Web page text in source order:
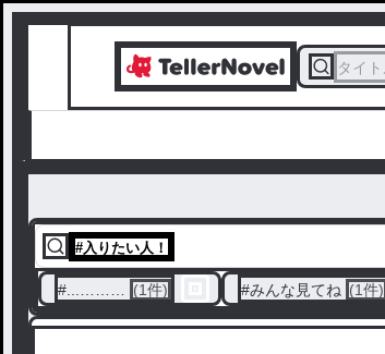
タイ
#入りたい人！
# (1件) #みんな見てね (1件)